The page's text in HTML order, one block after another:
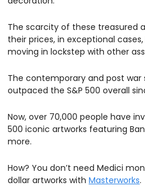
The scarcity of these treasured
their prices, in exceptional
moving in lockstep with other
The contemporary and post
outpaced the S&P 500 overall
Now, over 70,000 people have
500 iconic artworks featuring
more.
How? You don’t need Medici
dollar artworks with Masterworks.